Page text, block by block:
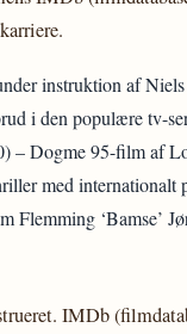
instruktion af
i den populære tv-
– Dogme 95-film af
med
Flemming ‘Bamse’
IMDb